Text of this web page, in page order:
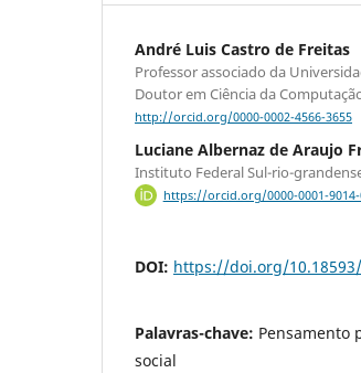
André Luis Castro de Freitas
Professor associado da
Doutor em Ciência da
http://orcid.org/0000-0002-4566-3655
Luciane Albernaz de Araujo
Instituto Federal Sul-rio-
https://orcid.org/0000-0001-9014-
DOI: https://doi.org/10.18593/
Palavras-chave: Pensamento
social